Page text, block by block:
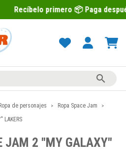
📦 Paga después con

Ropa de personajes
Ropa Space Jam
LAKERS
JAM 2 "MY GALAXY"